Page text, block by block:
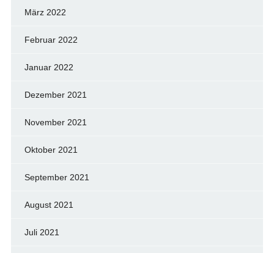
März 2022
Februar 2022
Januar 2022
Dezember 2021
November 2021
Oktober 2021
September 2021
August 2021
Juli 2021